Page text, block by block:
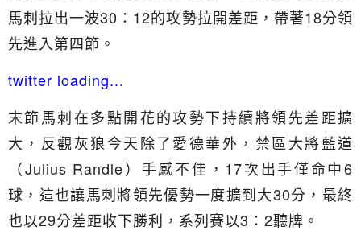
馬刺拉出一波30：12的攻勢拉開差距，帶著18分領
先進入第四節。
twitter loading...
末節馬刺在多點開花的攻勢下持續將領先差距擴
大，反觀灰狼今天除了愛德華外，禁區大將藍道
（Julius Randle）手感不佳，17次出手僅命中6
球，這也讓馬刺將領先優勢一度擴到大30分，最終
也以29分差距收下勝利，系列賽以3：2聽牌。